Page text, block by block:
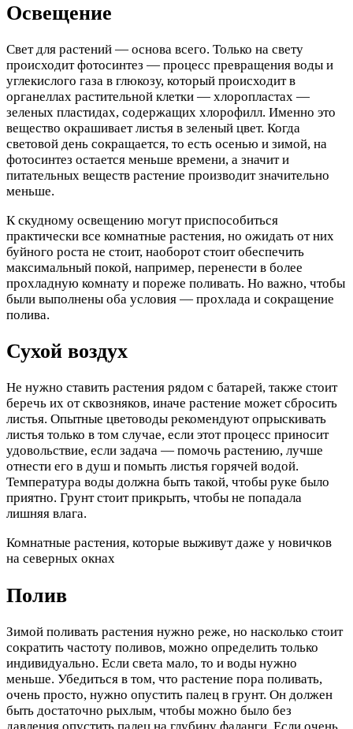
Освещение
Свет для растений — основа всего. Только на свету
происходит фотосинтез — процесс превращения воды и
углекислого газа в глюкозу, который происходит в
органеллах растительной клетки — хлоропластах —
зеленых пластидах, содержащих хлорофилл. Именно это
вещество окрашивает листья в зеленый цвет. Когда
световой день сокращается, то есть осенью и зимой, на
фотосинтез остается меньше времени, а значит и
питательных веществ растение производит значительно
меньше.
К скудному освещению могут приспособиться
практически все комнатные растения, но ожидать от них
буйного роста не стоит, наоборот стоит обеспечить
максимальный покой, например, перенести в более
прохладную комнату и пореже поливать. Но важно, чтобы
были выполнены оба условия — прохлада и сокращение
полива.
Сухой воздух
Не нужно ставить растения рядом с батарей, также стоит
беречь их от сквозняков, иначе растение может сбросить
листья. Опытные цветоводы рекомендуют опрыскивать
листья только в том случае, если этот процесс приносит
удовольствие, если задача — помочь растению, лучше
отнести его в душ и помыть листья горячей водой.
Температура воды должна быть такой, чтобы руке было
приятно. Грунт стоит прикрыть, чтобы не попадала
лишняя влага.
Комнатные растения, которые выживут даже у новичков
на северных окнах
Полив
Зимой поливать растения нужно реже, но насколько стоит
сократить частоту поливов, можно определить только
индивидуально. Если света мало, то и воды нужно
меньше. Убедиться в том, что растение пора поливать,
очень просто, нужно опустить палец в грунт. Он должен
быть достаточно рыхлым, чтобы можно было без